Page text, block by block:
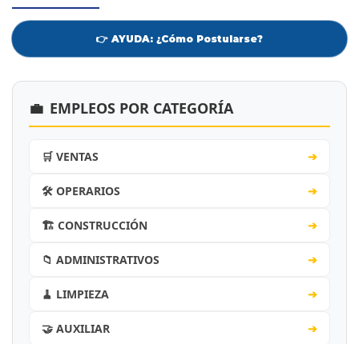
👉 AYUDA: ¿Cómo Postularse?
💼 EMPLEOS POR CATEGORÍA
🛒 VENTAS ➔
🛠️ OPERARIOS ➔
🏗️ CONSTRUCCIÓN ➔
📁 ADMINISTRATIVOS ➔
🧹 LIMPIEZA ➔
🤝 AUXILIAR ➔